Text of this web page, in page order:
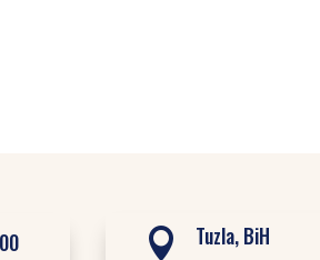
 Tuzla, BiH